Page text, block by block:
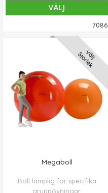
VÄLJ
7086
Välj
Storlek
Megaboll
Boll lämplig för specifika
gruppövningar.